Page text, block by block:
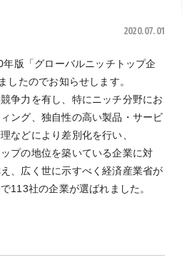
2020.07.01
版「グローバルニッチトップ企
したのでお知らせします。
争力を有し、特にニッチ分野にお
ング、独自性の高い製品・サービ
などにより差別化を行い、
プの地位を築いている企業に対
、広く世に示すべく経済産業省が
113社の企業が選ばれました。